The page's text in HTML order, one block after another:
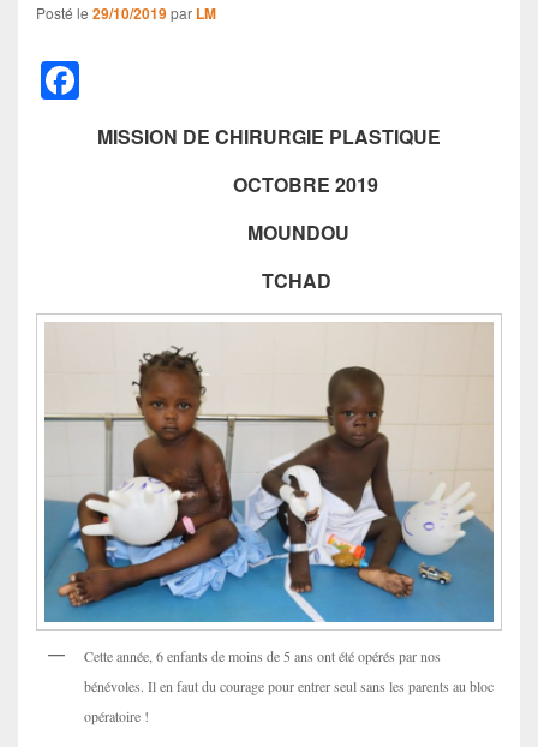
Posté le 29/10/2019par LM
a
o
MISSION DE CHIRURGIE PLASTIQUE
OCTOBRE 2019
MOUNDOU
TCHAD
Cette année, 6 enfants de moins de 5 ans ont été opérés par nos
bénévoles. Il en faut du courage pour entrer seul sans les parents au bloc
opératoire !